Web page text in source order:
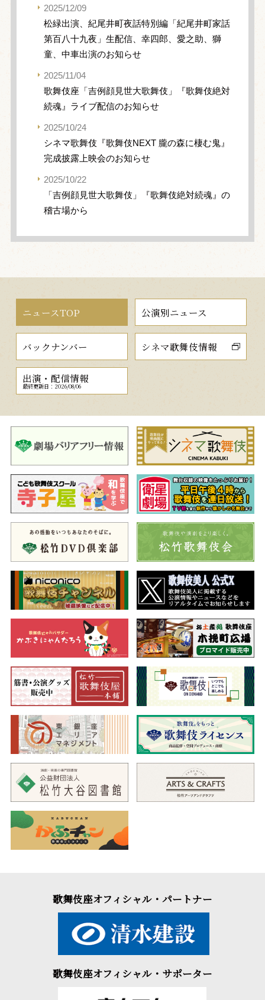
2025/12/09
松緑出演、紀尾井町夜話特別編「紀尾井町家話
第百八十九夜」生配信、幸四郎、愛之助、獅
童、中車出演のお知らせ
2025/11/04
歌舞伎座「吉例顔見世大歌舞伎」『歌舞伎絶対
続魂』ライブ配信のお知らせ
2025/10/24
シネマ歌舞伎『歌舞伎NEXT 朧の森に棲む鬼』
完成披露上映会のお知らせ
2025/10/22
「吉例顔見世大歌舞伎」『歌舞伎絶対続魂』の
稽古場から
ニュースTOP 公演別ニュース
バックナンバー シネマ歌舞伎情報
出演・配信情報
最終更新日：2026/08/06
歌舞伎座オフィシャル・パートナー
歌舞伎座オフィシャル・サポーター